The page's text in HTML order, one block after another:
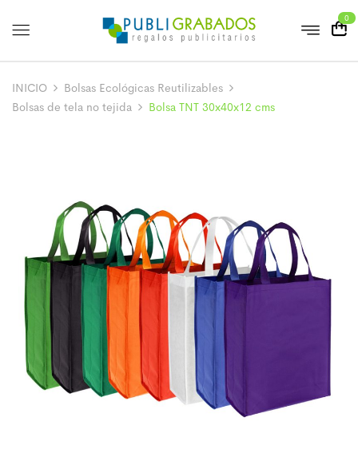
0
INICIO
Bolsas Ecológicas Reutilizables
Bolsas de tela no tejida
Bolsa TNT 30x40x12 cms